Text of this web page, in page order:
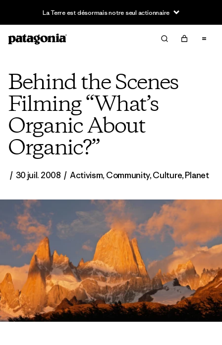
La Terre est désormais notre seul actionnaire
Behind the Scenes
Filming “What’s
Organic About
Organic?”
/ 30 juil. 2008 / Activism,Community,Culture,Planet